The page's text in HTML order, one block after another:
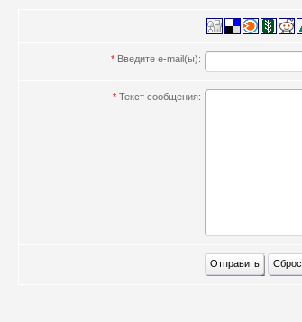
* Введите e-mail(ы):
* Текст сообщения: